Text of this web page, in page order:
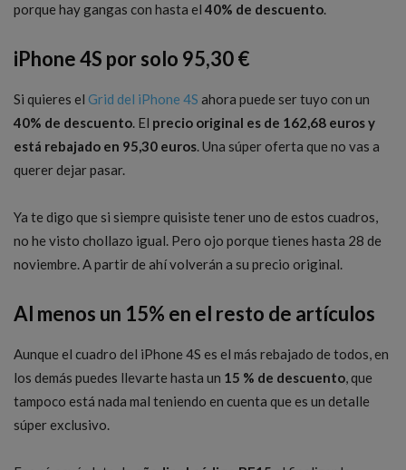
porque hay gangas con hasta el 40% de descuento.
iPhone 4S por solo 95,30 €
Si quieres el Grid del iPhone 4S ahora puede ser tuyo con un
40% de descuento. El precio original es de 162,68 euros y
está rebajado en 95,30 euros. Una súper oferta que no vas a
querer dejar pasar.
Ya te digo que si siempre quisiste tener uno de estos cuadros,
no he visto chollazo igual. Pero ojo porque tienes hasta 28 de
noviembre. A partir de ahí volverán a su precio original.
Al menos un 15% en el resto de artículos
Aunque el cuadro del iPhone 4S es el más rebajado de todos, en
los demás puedes llevarte hasta un 15 % de descuento, que
tampoco está nada mal teniendo en cuenta que es un detalle
súper exclusivo.